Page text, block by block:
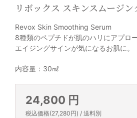
リボックス スキンスムージン
Revox Skin Smoothing Serum
8種類のペプチドが肌のハリにアプロ
エイジングサインが気になるお肌に。
内容量：30㎖
24,800 円
税込価格(27,280円) / 送料別